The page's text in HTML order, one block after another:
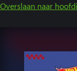
Overslaan naar